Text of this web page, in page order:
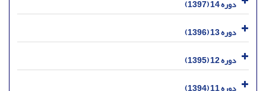
دوره 14 (1397)
دوره 13 (1396)
دوره 12 (1395)